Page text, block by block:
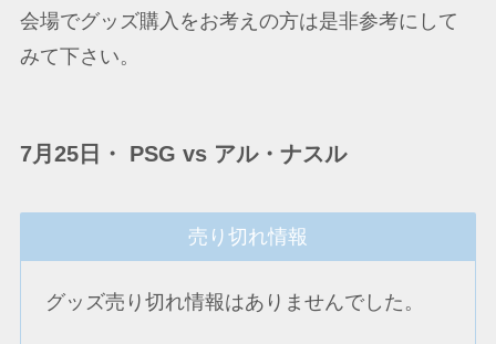
会場でグッズ購入をお考えの方は是非参考にして
みて下さい。
7月25日・ PSG vs アル・ナスル
売り切れ情報
グッズ売り切れ情報はありませんでした。